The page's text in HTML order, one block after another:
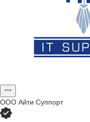
ООО Айти Суппорт